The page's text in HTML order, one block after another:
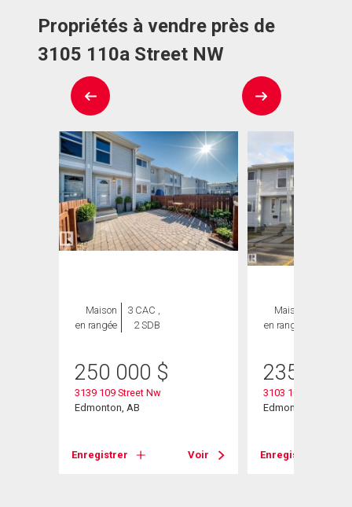
Propriétés à vendre près de
3105 110a Street NW
Maison
en rangée
3 CAC ,
2 SDB
250 000 $
3139 109 Street Nw
Edmonton, AB
Enregistrer Voir
Maison
en rangée
235 000
3103 109 Street
Edmonton, AB
Enregistrer